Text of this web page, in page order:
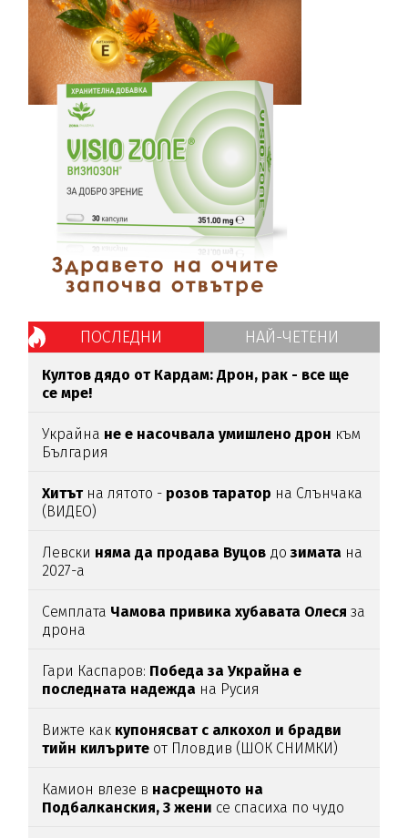
ПОСЛЕДНИ НАЙ-ЧЕТЕНИ
Култов дядо от Кардам: Дрон, рак - все ще
се мре!
Украйна не е насочвала умишлено дрон към
България
Хитътна лятото - розов таратор на Слънчака
(ВИДЕО)
Левски няма да продава Вуцов дозимата на
2027-а
Семплата Чамова привика хубавата Олеся за
дрона
Гари Каспаров: Победа за Украйна е
последната надежда на Русия
Вижте как купонясват с алкохол и брадви
тийн килърите от Пловдив (ШОК СНИМКИ)
Камион влезе в насрещното на
Подбалканския, 3 жени се спасиха по чудо